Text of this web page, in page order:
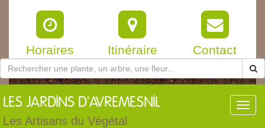
Horaires Itinéraire Contact
LES JARDINS D'AVREMESNIL
Les Artisans du Végétal